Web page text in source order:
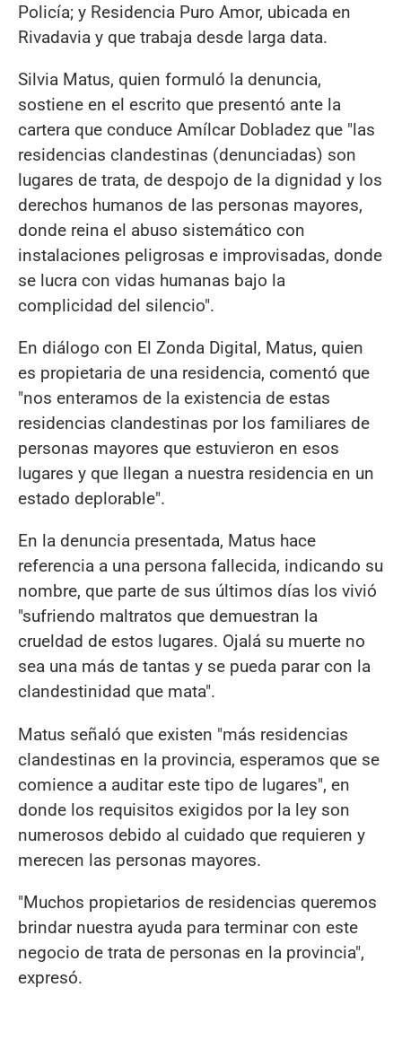
Policía; y Residencia Puro Amor, ubicada en
Rivadavia y que trabaja desde larga data.
Silvia Matus, quien formuló la denuncia,
sostiene en el escrito que presentó ante la
cartera que conduce Amílcar Dobladez que "las
residencias clandestinas (denunciadas) son
lugares de trata, de despojo de la dignidad y los
derechos humanos de las personas mayores,
donde reina el abuso sistemático con
instalaciones peligrosas e improvisadas, donde
se lucra con vidas humanas bajo la
complicidad del silencio".
En diálogo con El Zonda Digital, Matus, quien
es propietaria de una residencia, comentó que
"nos enteramos de la existencia de estas
residencias clandestinas por los familiares de
personas mayores que estuvieron en esos
lugares y que llegan a nuestra residencia en un
estado deplorable".
En la denuncia presentada, Matus hace
referencia a una persona fallecida, indicando su
nombre, que parte de sus últimos días los vivió
"sufriendo maltratos que demuestran la
crueldad de estos lugares. Ojalá su muerte no
sea una más de tantas y se pueda parar con la
clandestinidad que mata".
Matus señaló que existen "más residencias
clandestinas en la provincia, esperamos que se
comience a auditar este tipo de lugares", en
donde los requisitos exigidos por la ley son
numerosos debido al cuidado que requieren y
merecen las personas mayores.
"Muchos propietarios de residencias queremos
brindar nuestra ayuda para terminar con este
negocio de trata de personas en la provincia",
expresó.